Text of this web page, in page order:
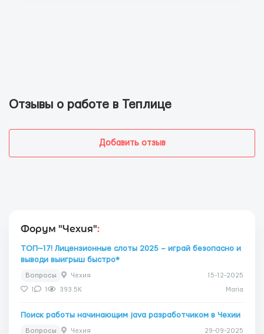
Отзывы о работе в Теплице
Добавить отзыв
Форум "Чехия":
ТОП~17! Лицензионные слоты 2025 – играй безопасно и
выводи выигрыш быстро*
Вопросы Чехия 15-12-2025
1 1 393.5K Maria
Поиск работы начинающим java разработчиком в Чехии
Вопросы Чехия 29-09-2025